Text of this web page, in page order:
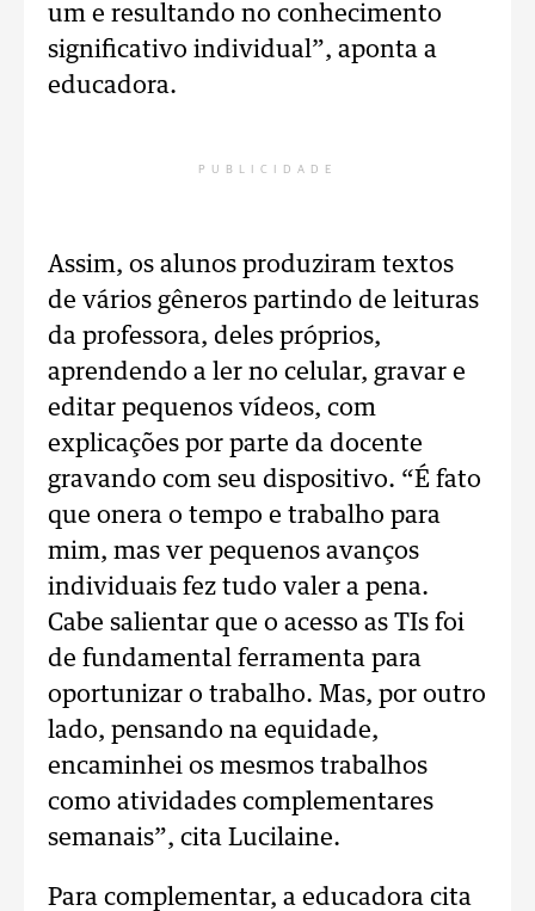
um e resultando no conhecimento
significativo individual”, aponta a
educadora.
PUBLICIDADE
Assim, os alunos produziram textos
de vários gêneros partindo de leituras
da professora, deles próprios,
aprendendo a ler no celular, gravar e
editar pequenos vídeos, com
explicações por parte da docente
gravando com seu dispositivo. “É fato
que onera o tempo e trabalho para
mim, mas ver pequenos avanços
individuais fez tudo valer a pena.
Cabe salientar que o acesso as TIs foi
de fundamental ferramenta para
oportunizar o trabalho. Mas, por outro
lado, pensando na equidade,
encaminhei os mesmos trabalhos
como atividades complementares
semanais”, cita Lucilaine.
Para complementar, a educadora cita